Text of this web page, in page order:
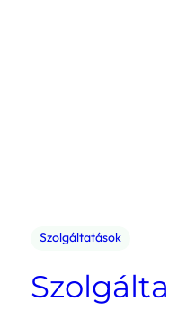
Szolgáltatások